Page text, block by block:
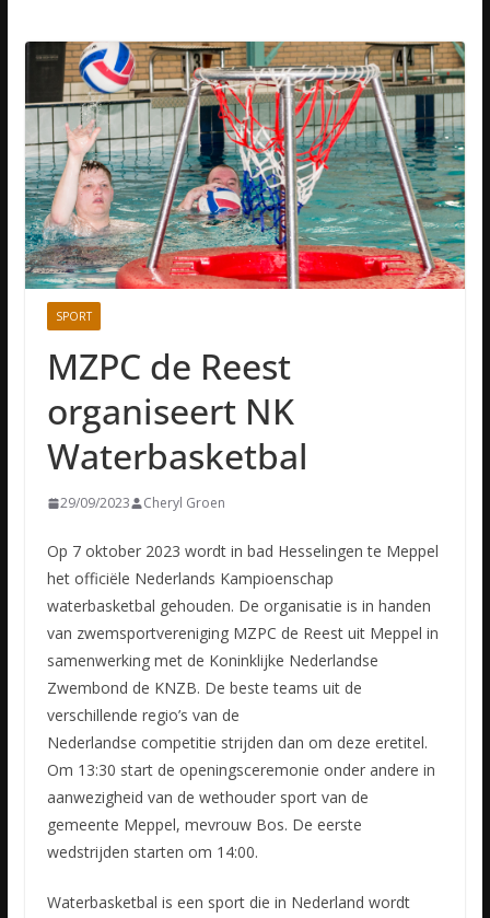
SPORT
MZPC de Reest
organiseert NK
Waterbasketbal
29/09/2023 Cheryl Groen
Op 7 oktober 2023 wordt in bad Hesselingen te Meppel
het officiële Nederlands Kampioenschap
waterbasketbal gehouden. De organisatie is in handen
van zwemsportvereniging MZPC de Reest uit Meppel in
samenwerkingmet de Koninklijke Nederlandse
Zwembond de KNZB. De beste teams uit de
verschillende regio’s van de
Nederlandse competitie strijden dan om deze eretitel.
Om 13:30 start de openingsceremonie onder andere in
aanwezigheid van de wethouder sport van de
gemeente Meppel, mevrouw Bos. De eerste
wedstrijden starten om 14:00.
Waterbasketbal is een sport die in Nederland wordt